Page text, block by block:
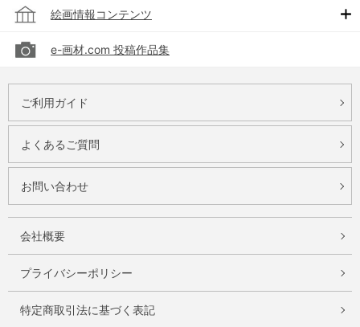
絵画情報コンテンツ
e-画材.com 投稿作品集
ご利用ガイド
よくあるご質問
お問い合わせ
会社概要
プライバシーポリシー
特定商取引法に基づく表記